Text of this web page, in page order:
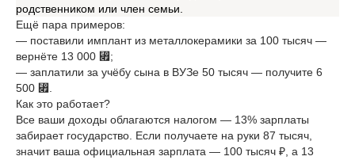
родственником или член семьи.
Ещё пара примеров:
— поставили имплант из металлокерамики за 100 тысяч —
вернёте 13 000 ⃏;
— заплатили за учёбу сына в ВУЗе 50 тысяч — получите 6
500 ⃏.
Как это работает?
Все ваши доходы облагаются налогом — 13% зарплаты
забирает государство. Если получаете на руки 87 тысяч,
значит ваша официальная зарплата — 100 тысяч ₽, а 13